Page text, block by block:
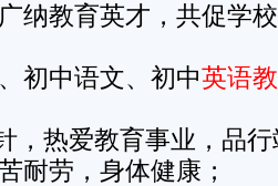
纳教育英才，共促学
初中语文、初中英语
，热爱教育事业，品
耐劳，身体健康；